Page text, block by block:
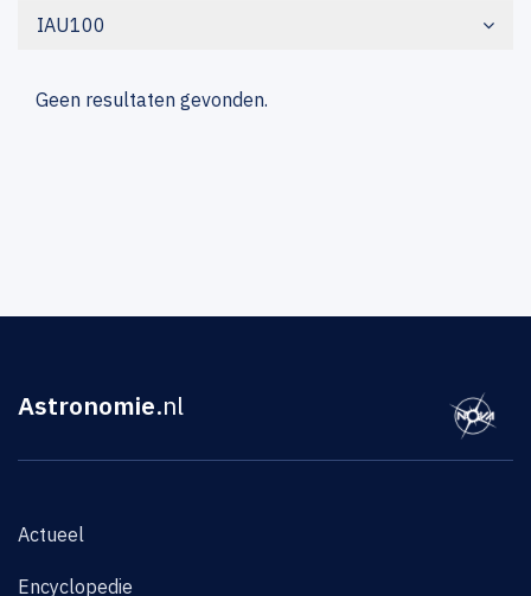
IAU100
Geen resultaten gevonden.
Astronomie.nl
Actueel
Encyclopedie